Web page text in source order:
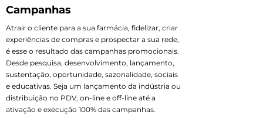
Campanhas
Atrair o cliente para a sua farmácia, fidelizar, criar
experiências de compras e prospectar a sua rede,
é esse o resultado das campanhas promocionais.
Desde pesquisa, desenvolvimento, lançamento,
sustentação, oportunidade, sazonalidade, sociais
e educativas. Seja um lançamento da indústria ou
distribuição no PDV, on-line e off-line até a
ativação e execução 100% das campanhas.